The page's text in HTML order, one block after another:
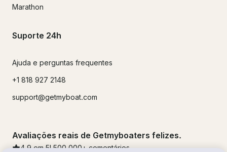
Marathon
Suporte 24h
Ajuda e perguntas frequentes
+1 818 927 2148
support@getmyboat.com
Avaliações reais de Getmyboaters felizes.
4.9 em 5! 500,000 + comentários